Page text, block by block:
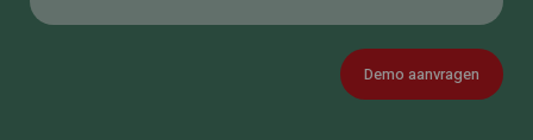
Demo aanvragen